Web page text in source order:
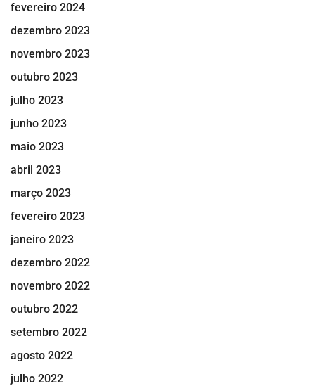
fevereiro 2024
dezembro 2023
novembro 2023
outubro 2023
julho 2023
junho 2023
maio 2023
abril 2023
março 2023
fevereiro 2023
janeiro 2023
dezembro 2022
novembro 2022
outubro 2022
setembro 2022
agosto 2022
julho 2022